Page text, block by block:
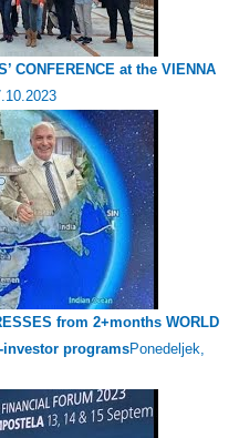
CONFERENCE at the VIENNA
from 2+months WORLD
investor programsPonedeljek,